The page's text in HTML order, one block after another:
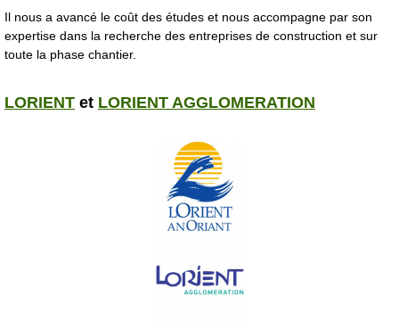
Il nous a avancé le coût des études et nous accompagne par son
expertise dans la recherche des entreprises de construction et sur
toute la phase chantier.
LORIENT et LORIENT AGGLOMERATION